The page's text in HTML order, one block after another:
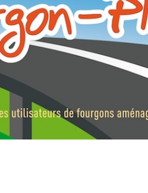
Partagez votre expérience.